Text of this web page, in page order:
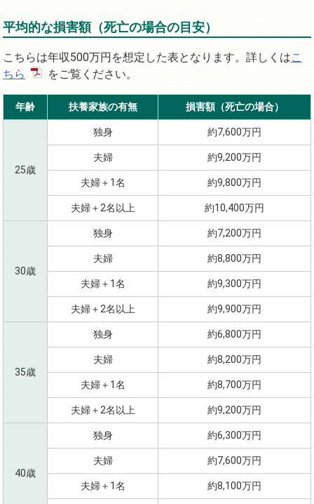
平均的な損害額（死亡の場合の目安）
こちらは年収500万円を想定した表となります。詳しくはこ
ちら
をご覧ください。
年齢 扶養家族の有無 損害額（死亡の場合）
25歳
独身 約7,600万円
夫婦 約9,200万円
夫婦＋1名 約9,800万円
夫婦＋2名以上 約10,400万円
30歳
独身 約7,200万円
夫婦 約8,800万円
夫婦＋1名 約9,300万円
夫婦＋2名以上 約9,900万円
35歳
独身 約6,800万円
夫婦 約8,200万円
夫婦＋1名 約8,700万円
夫婦＋2名以上 約9,200万円
40歳
独身 約6,300万円
夫婦 約7,600万円
夫婦＋1名 約8,100万円